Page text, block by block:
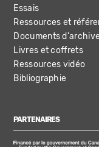
Essais
Ressources et
Documents
Livres et coffrets
Ressources vidéo
Bibliographie
PARTENAIRES